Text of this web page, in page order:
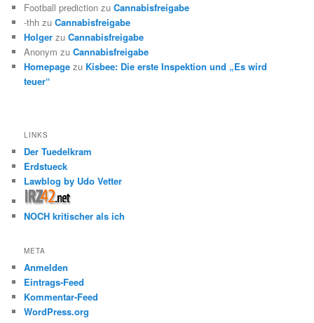
Football prediction zuCannabisfreigabe
-thh zuCannabisfreigabe
Holger zuCannabisfreigabe
Anonym zuCannabisfreigabe
Homepage zu Kisbee: Die erste Inspektion und „Es wird
teuer“
LINKS
Der Tuedelkram
Erdstueck
Lawblog by Udo Vetter
NOCH kritischer als ich
META
Anmelden
Eintrags-Feed
Kommentar-Feed
WordPress.org